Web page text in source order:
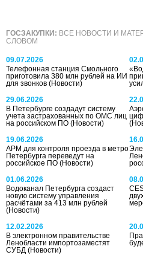
ГОСЗАКУПКИ: ВСЕ НОВОСТИ И
СЛОВОМ
09.07.2026
Телефонная станция Смольного
приготовила 380 млн рублей на ИИ
для звонков (Новости)
29.06.2026
В Петербурге создадут систему
учета застрахованных по ОМС лиц
на российском ПО (Новости)
19.06.2026
АРМ для контроля проезда в метро
Петербурга переведут на
российское ПО (Новости)
01.06.2026
Водоканал Петербурга создаст
новую систему управления
расчётами за 413 млн рублей
(Новости)
12.02.2026
В электронном правительстве
Ленобласти импортозаместят
СУБД (Новости)